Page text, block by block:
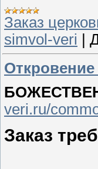
Заказ
simvol-veri
veri.ru/
Заказ